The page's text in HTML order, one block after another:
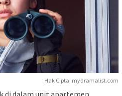
Hak Cipta: mydramalist.com
di dalam unit apartemen